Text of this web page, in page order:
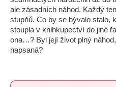
ale zásadních náhod. Každý
stupňů. Co by se bývalo stalo,
stoupla v knihkupectví do jiné
ona…? Byl její život plný
napsaná?